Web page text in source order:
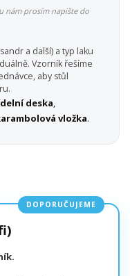
nám prosím napište do
a další) a typ laku
Vzorník řešíme
aby stůl
deska,
vložka.
DOPORUČUJEME